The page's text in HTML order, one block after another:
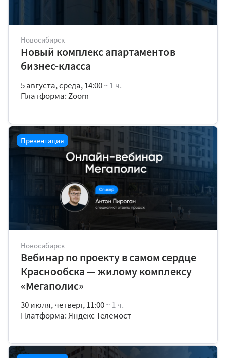
Новосибирск
Новый комплекс апартаментов
бизнес-класса
5 августа, среда, 14:00~ 1 ч.
Платформа: Zoom
Презентация
Новосибирск
Вебинар по проекту в самом сердце
Краснообска — жилому комплексу
«Мегаполис»
30 июля, четверг, 11:00~ 1 ч.
Платформа: Яндекс Телемост